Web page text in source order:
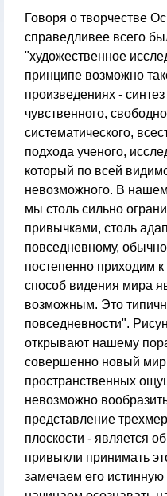
Говоря о творчестве
справедливее всего
"художественное
принципе возможно
произведениях -
чувственного,
систематического,
подхода ученого,
который по всей
невозможного. В
мы столь сильно
привычками, столь
повседневному,
постепенно приходим
способ видения мира
возможным. Это
повседневности".
открывают нашему
совершенно новый
пространственных
невозможно
представление
плоскости - является
привыкли принимать
замечаем его